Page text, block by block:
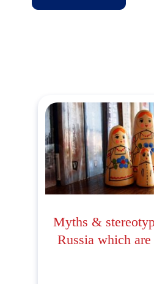
Myths &
Russia which